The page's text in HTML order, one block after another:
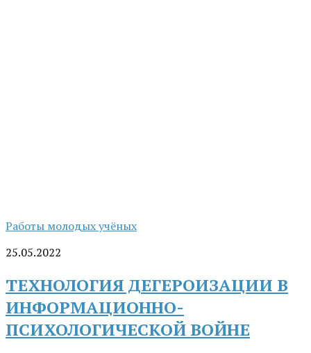
Работы молодых учёных
25.05.2022
ТЕХНОЛОГИЯ ДЕГЕРОИЗАЦИИ В
ИНФОРМАЦИОННО-
ПСИХОЛОГИЧЕСКОЙ ВОЙНЕ